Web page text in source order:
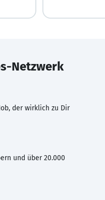
Netzwerk
der wirklich zu Dir
und über 20.000